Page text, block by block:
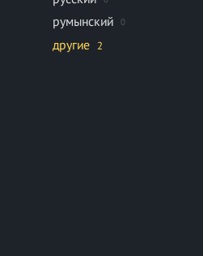
румынский 0
другие 2